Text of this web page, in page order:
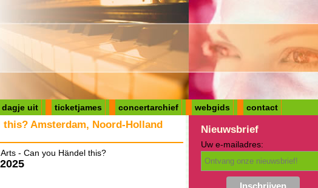
dagje uit ticketjames concertarchief webgids contact
Amsterdam, Noord-Holland
- Can you Händel this?
Nieuwsbrief
Uw e-mailadres: